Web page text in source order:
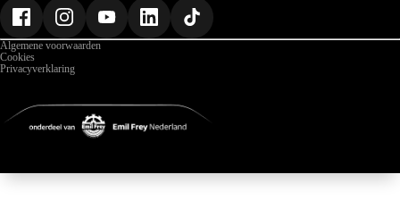
Nieuws
Gegevens
Algemene voorwaarden
Cookies
Privacyverklaring